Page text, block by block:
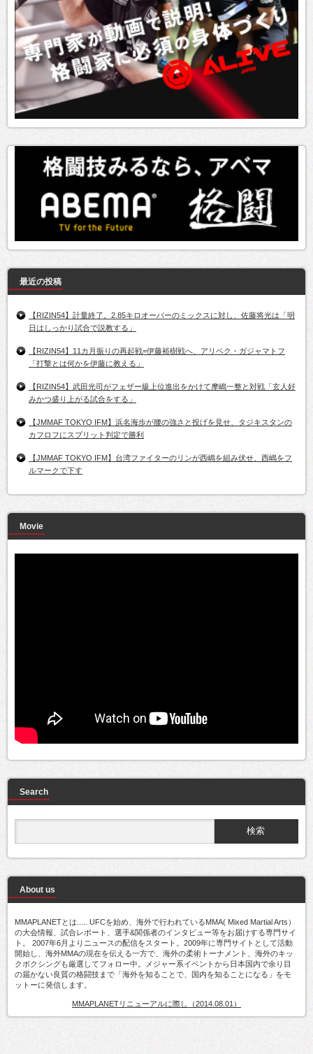
最近の投稿
【RIZIN54】計量終了。2.85キロオーバーのミックスに対し、佐藤将光は「明
日はしっかり試合で説教する」
【RIZIN54】11カ月振りの再起戦=伊藤裕樹戦へ、アリベク・ガジャマトフ
「打撃とは何かを伊藤に教える」
【RIZIN54】武田光司がフェザー級上位進出をかけて摩嶋一整と対戦「玄人好
みかつ盛り上がる試合をする」
【JMMAF TOKYO IFM】浜名海歩が腰の強さと投げを見せ、タジキスタンの
カフロフにスプリット判定で勝利
【JMMAF TOKYO IFM】台湾ファイターのリンが西嶋を組み伏せ、西嶋をフ
ルマークで下す
Movie
Search
About us
MMAPLANETとは..... UFCを始め、海外で行われているMMA( Mixed Martial Arts）
の大会情報、試合レポート、選手&関係者のインタビュー等をお届けする専門サイ
ト。 2007年6月よりニュースの配信をスタート。2009年に専門サイトとして活動
開始し、海外MMAの現在を伝える一方で、海外の柔術トーナメント、海外のキッ
クボクシングも厳選してフォロー中。メジャー系イベントから日本国内で余り目
の届かない良質の格闘技まで「海外を知ることで、国内を知ることになる」をモ
ットーに発信します。
MMAPLANETリニューアルに際し（2014.08.01）